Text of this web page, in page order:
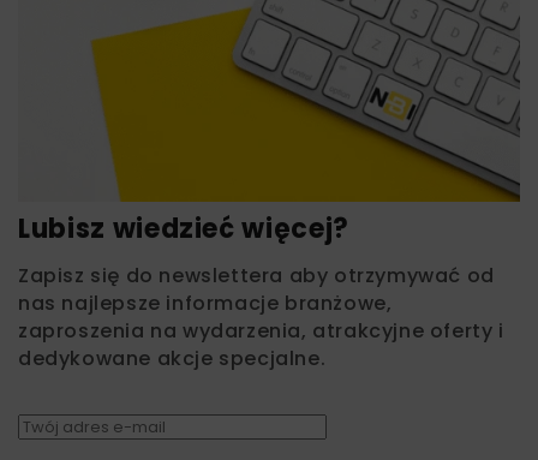
Lubisz wiedzieć więcej?
Zapisz się do newslettera aby otrzymywać od
nas najlepsze informacje branżowe,
zaproszenia na wydarzenia, atrakcyjne oferty i
dedykowane akcje specjalne.